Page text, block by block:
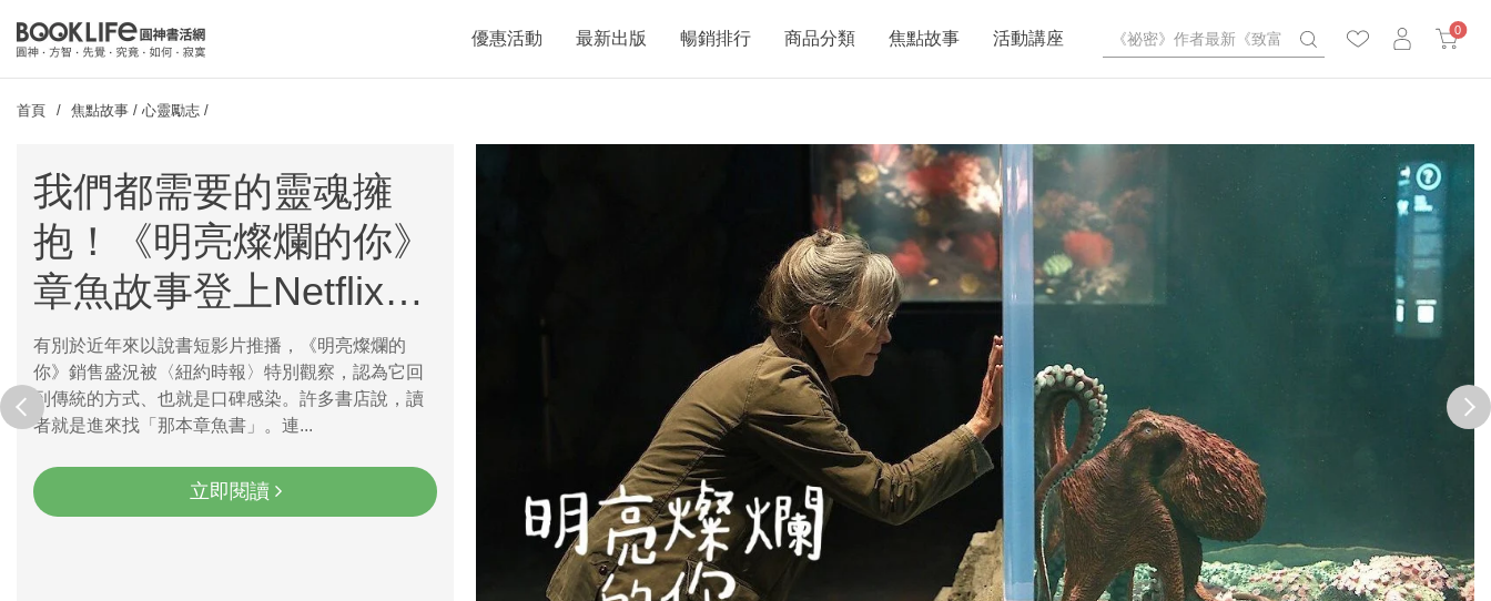
0
優惠活動 最新出版 暢銷排行 商品分類 焦點故事 活動講座
首頁 焦點故事 / 心靈勵志 /
我們都需要的靈魂擁
抱！《明亮燦爛的你》
章魚故事登上Netflix登
上Top2
有別於近年來以說書短影片推播，《明亮燦爛的
你》銷售盛況被〈紐約時報〉特別觀察，認為它回
到傳統的方式、也就是口碑感染。許多書店說，讀
者就是進來找「那本章魚書」。連...
立即閱讀
prev next